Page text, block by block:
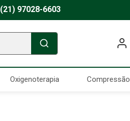
(21) 97028-6603
Oxigenoterapia Compressão